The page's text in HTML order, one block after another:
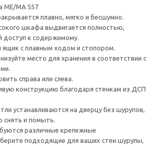
ME/MA 557
плавно, мягко и бесшумно.
шкафа выдвигается полностью,
доступ к содержимому.
с плавным ходом и стопором.
место для хранения в соответствии с
справа или слева.
конструкцию благодаря стенкам из ДСП
устанавливаются на дверцу без шурупов,
снять и помыть.
различные крепежные
подходящие для ваших стен шурупы,